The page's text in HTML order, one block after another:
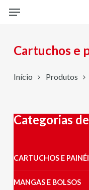
content
Menu
Cartuchos e
Início Produtos
Categorias
CARTUCHOS E
MANGAS E BOLSOS